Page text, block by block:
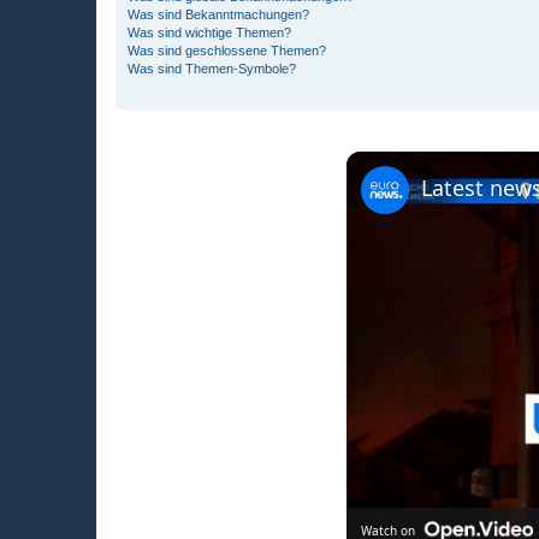
Was sind Bekanntmachungen?
Was sind wichtige Themen?
Was sind geschlossene Themen?
Was sind Themen-Symbole?
Latest
Watch on